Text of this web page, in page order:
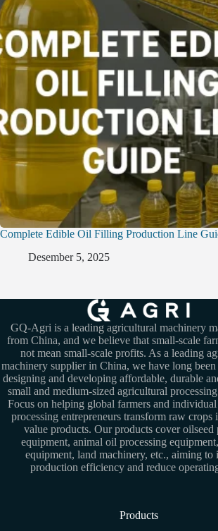
Complete Edible Oil Filling Production Line
Desember 5, 2025
GQ-Agri is a leading agricultural machinery
from China, and we believe that small-scale
not mean small-scale profits. As a leading
machinery supplier in China, we have long
designing and developing affordable, durable
small and medium-sized agricultural
Focus on helping global farmers and
processing entrepreneurs transform raw crops
value products. Our products cover oilseed
equipment, animal oil processing
equipment, land machinery, etc., aiming to
production efficiency and reduce
Products